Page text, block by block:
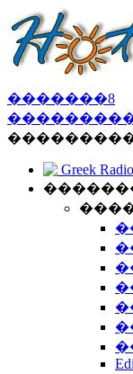
�������8
Greek Radio